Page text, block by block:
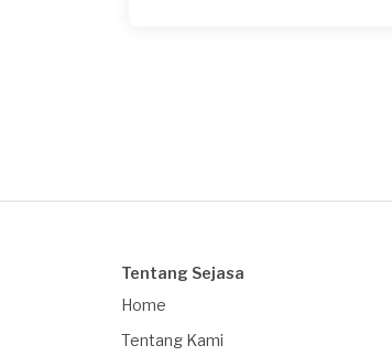
Rp2.500.001 - Rp5.000.000
Tentang Sejasa
Home
Tentang Kami